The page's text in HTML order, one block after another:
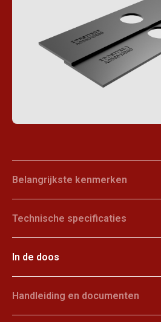
Belangrijkste kenmerken
Technische specificaties
In de doos
Handleiding en documenten